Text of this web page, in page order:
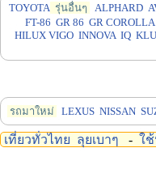
TOYOTA รุ่นอื่นๆ ALPHARD
FT-86 GR 86 GR COROLLA
HILUX VIGO INNOVA IQ
รถมาใหม่ LEXUS NISSAN
เที่ยวทั่วไทย ลุยเบาๆ - ใ